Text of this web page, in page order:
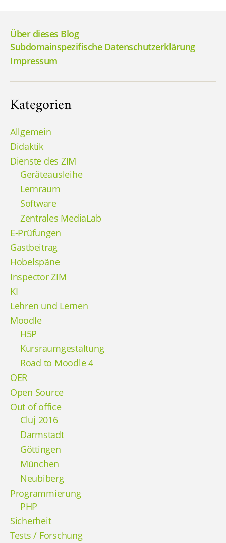
Beiträge
Über dieses Blog
Subdomainspezifische Datenschutzerklärung
Impressum
Kategorien
Allgemein
Didaktik
Dienste des ZIM
Geräteausleihe
Lernraum
Software
Zentrales MediaLab
E-Prüfungen
Gastbeitrag
Hobelspäne
Inspector ZIM
KI
Lehren und Lernen
Moodle
H5P
Kursraumgestaltung
Road to Moodle 4
OER
Open Source
Out of office
Cluj 2016
Darmstadt
Göttingen
München
Neubiberg
Programmierung
PHP
Sicherheit
Tests / Forschung